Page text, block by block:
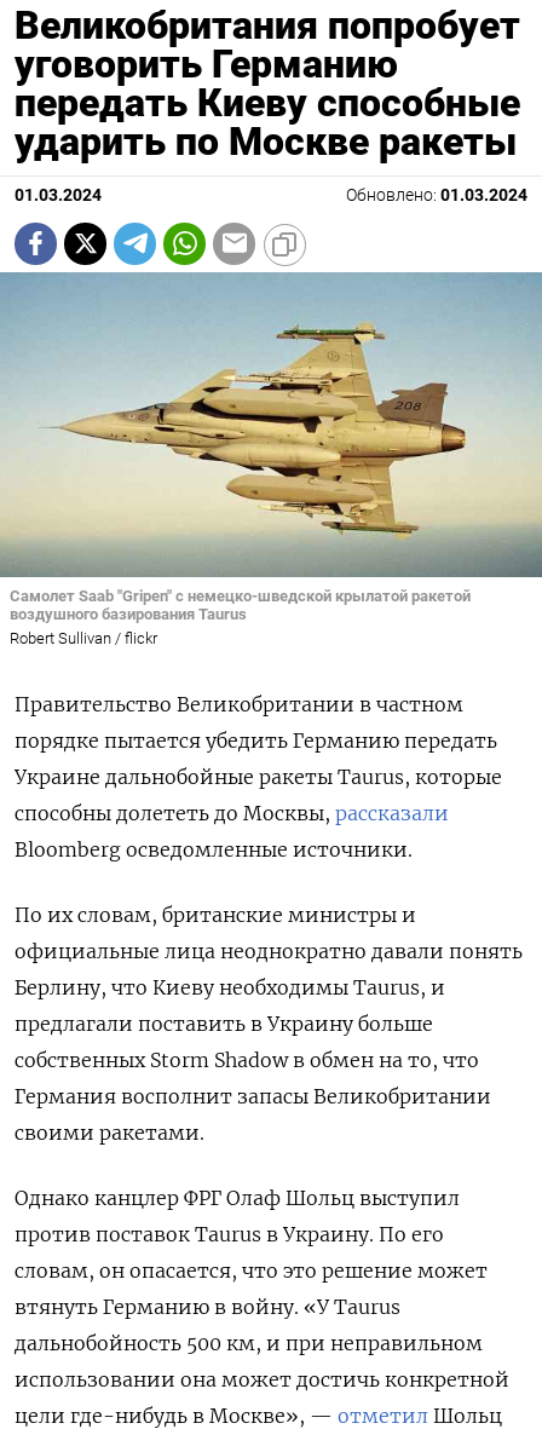
Великобритания попробует
уговорить Германию
передать Киеву способные
ударить по Москве ракеты
01.03.2024 Обновлено: 01.03.2024
Самолет Saab "Gripen" с немецко-шведской крылатой ракетой
воздушного базирования Taurus
Robert Sullivan / flickr
Правительство Великобритании в частном
порядке пытается убедить Германию передать
Украине дальнобойные ракеты Taurus, которые
способны долететь до Москвы, рассказали
Bloomberg осведомленные источники.
По их словам, британские министры и
официальные лица неоднократно давали понять
Берлину, что Киеву необходимы Taurus, и
предлагали поставить в Украину больше
собственных Storm Shadow в обмен на то, что
Германия восполнит запасы Великобритании
своими ракетами.
Однако канцлер ФРГ Олаф Шольц выступил
против поставок Taurus в Украину. По его
словам, он опасается, что это решение может
втянуть Германию в войну. «У Taurus
дальнобойность 500 км, и при неправильном
использовании она может достичь конкретной
цели где-нибудь в Москве», — отметил Шольц